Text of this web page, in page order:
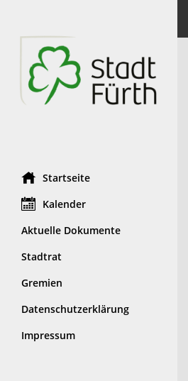
Startseite
Kalender
Aktuelle Dokumente
Stadtrat
Gremien
Datenschutzerklärung
Impressum